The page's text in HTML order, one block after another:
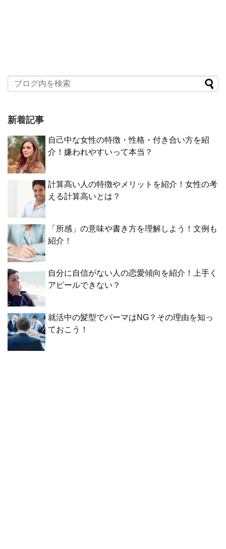
新着記事
自己中な女性の特徴・性格・付き合い方を紹
介！嫌われやすいって本当？
計算高い人の特徴やメリットを紹介！女性の考
える計算高いとは？
「所感」の意味や書き方を理解しよう！文例も
紹介！
自分に自信がない人の恋愛傾向を紹介！上手く
アピールできない？
就活中の髪型でパーマはNG？その理由を知っ
ておこう！